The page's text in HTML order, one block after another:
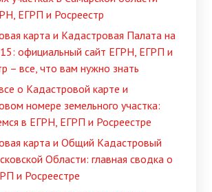
ЕГРП и Росреестр
карта и Кадастровая Палата на
официальный сайт ЕГРН, ЕГРП и
– все, что вам нужно знать
о Кадастровой карте и
номере земельного участка:
в ЕГРН, ЕГРП и Росреестре
карта и Общий Кадастровый
Области: главная сводка о
и Росреестре